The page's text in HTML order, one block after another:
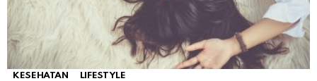
KESEHATAN LIFESTYLE